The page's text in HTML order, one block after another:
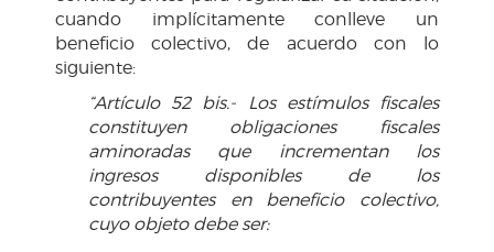
cuando implícitamente conlleve un
beneficio colectivo, de acuerdo con lo
siguiente:
“Artículo 52 bis.- Los estímulos fiscales
constituyen obligaciones fiscales
aminoradas que incrementan los
ingresos disponibles de los
contribuyentes en beneficio colectivo,
cuyo objeto debe ser: